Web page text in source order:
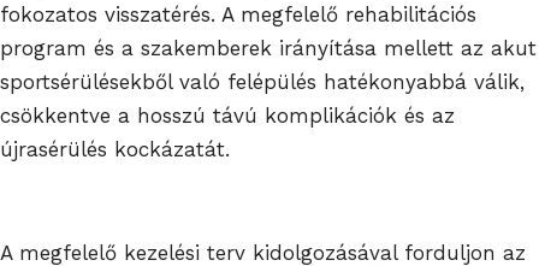
fokozatos visszatérés. A megfelelő rehabilitációs
program és a szakemberek irányítása mellett az akut
sportsérülésekből való felépülés hatékonyabbá válik,
csökkentve a hosszú távú komplikációk és az
újrasérülés kockázatát.
A megfelelő kezelési terv kidolgozásával forduljon az